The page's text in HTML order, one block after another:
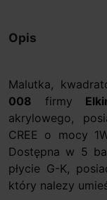
Opis
Malutka,
008 firmy
akrylowego,
CREE o mocy
Dostępna w 5
płycie G-K,
który nalezy